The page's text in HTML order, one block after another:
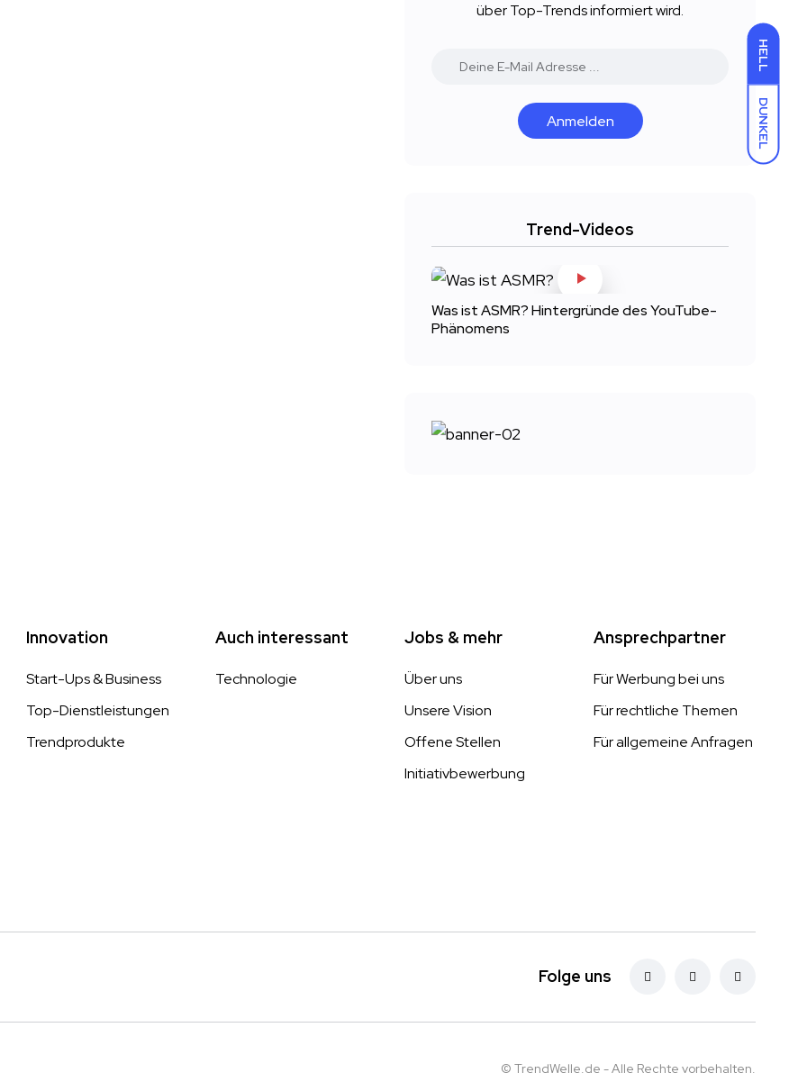
HELL
DUNKEL
über Top-Trends informiert wird.
Anmelden
Trend-Videos
Was ist ASMR? Hintergründe des YouTube-
Phänomens
Innovation
Start-Ups & Business
Top-Dienstleistungen
Trendprodukte
Auch interessant
Technologie
Jobs & mehr
Über uns
Unsere Vision
Offene Stellen
Initiativbewerbung
Ansprechpartner
Für Werbung bei uns
Für rechtliche Themen
Für allgemeine Anfragen
Folge uns
© TrendWelle.de - Alle Rechte vorbehalten.